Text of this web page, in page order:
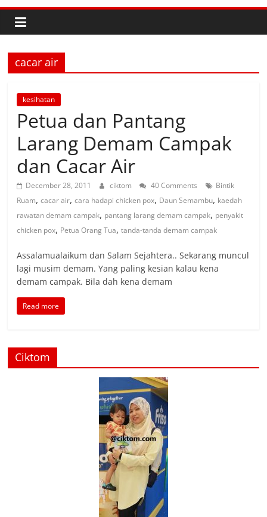
cacar air
kesihatan
Petua dan Pantang
Larang Demam Campak
dan Cacar Air
December 28, 2011 ciktom 40 Comments
Bintik
Ruam,cacar air,cara hadapi chicken pox, Daun Semambu, kaedah
rawatan demam campak, pantang larang demam campak, penyakit
chicken pox, Petua Orang Tua,tanda-tanda demam campak
Assalamualaikum dan Salam Sejahtera.. Sekarang muncul
lagi musim demam. Yang paling kesian kalau kena
demam campak. Bila dah kena demam
Read more
Ciktom